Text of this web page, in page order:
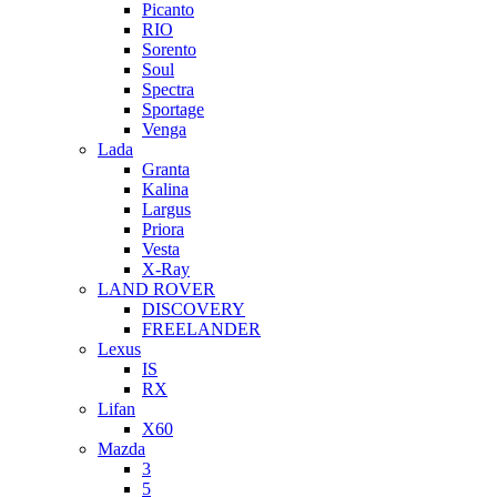
Picanto
RIO
Sorento
Soul
Spectra
Sportage
Venga
Lada
Granta
Kalina
Largus
Priora
Vesta
X-Ray
LAND ROVER
DISCOVERY
FREELANDER
Lexus
IS
RX
Lifan
X60
Mazda
3
5